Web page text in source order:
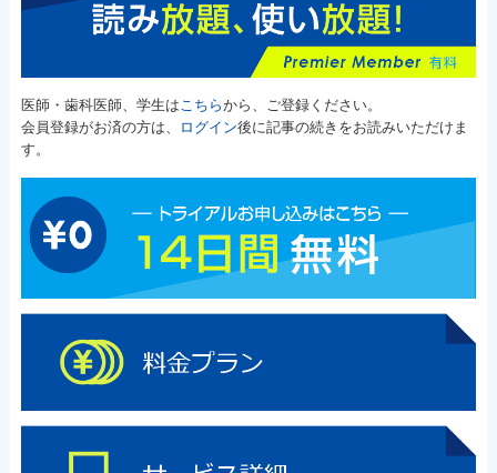
医師・歯科医師、学生は こちらから、ご登録ください。
会員登録がお済の方は、
ログイン後に記事の続きをお読みいただけま
す。